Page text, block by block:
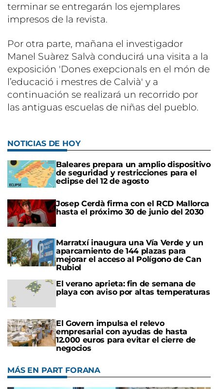
terminar se entregarán los ejemplares
impresos de la revista.
Por otra parte, mañana el investigador
Manel Suàrez Salvà conducirá una visita a la
exposición 'Dones exepcionals en el món de
l’educació i mestres de Calvià' y a
continuación se realizará un recorrido por
las antiguas escuelas de niñas del pueblo.
NOTICIAS DE HOY
Baleares prepara un amplio dispositivo
de seguridad y restricciones para el
eclipse del 12 de agosto
Josep Cerdà firma con el RCD Mallorca
hasta el próximo 30 de junio del 2030
Marratxí inaugura una Vía Verde y un
aparcamiento de 144 plazas para
mejorar el acceso al Polígono de Can
Rubiol
El verano aprieta: fin de semana de
playa con aviso por altas temperaturas
El Govern impulsa el relevo
empresarial con ayudas de hasta
12.000 euros para evitar el cierre de
negocios
MÁS EN PART FORANA